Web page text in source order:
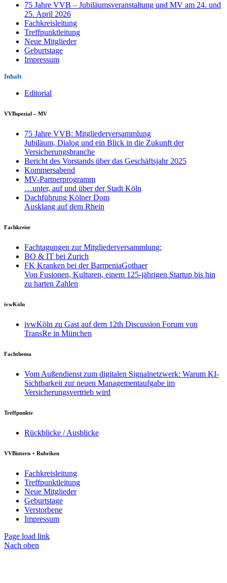
75 Jahre VVB – Jubiläumsveranstaltung und MV am 24. und
25. April 2026
Fachkreisleitung
Treffpunktleitung
Neue Mitglieder
Geburtstage
Impressum
Inhalt
Editorial
VVBspezial – MV
75 Jahre VVB: Mitgliederversammlung
Jubiläum, Dialog und ein Blick in die Zukunft der
Versicherungsbranche
Bericht des Vorstands über das Geschäftsjahr 2025
Kommersabend
MV-Partnerprogramm
…unter, auf und über der Stadt Köln
Dachführung Kölner Dom
Ausklang auf dem Rhein
Fachkreise
Fachtagungen zur Mitgliederversammlung:
BO & IT bei Zurich
FK Kranken bei der BarmeniaGothaer
Von Fusionen, Kulturen, einem 125-jährigen Startup bis hin
zu harten Zahlen
ivwKöln
ivwKöln zu Gast auf dem 12th Discussion Forum von
TransRe in München
Fachthema
Vom Außendienst zum digitalen Signalnetzwerk: Warum KI-
Sichtbarkeit zur neuen Managementaufgabe im
Versicherungsvertrieb wird
Treffpunkte
Rückblicke / Ausblicke
VVBintern + Rubriken
Fachkreisleitung
Treffpunktleitung
Neue Mitglieder
Geburtstage
Verstorbene
Impressum
Page load link
Nach oben